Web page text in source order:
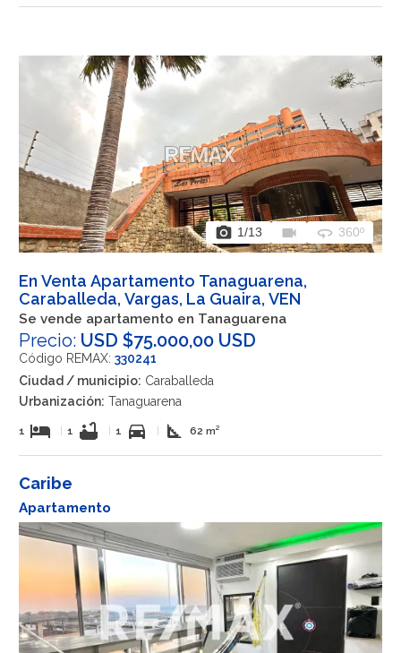
photo_camera 1/13 videocam 360 360º
En Venta Apartamento Tanaguarena,
Caraballeda, Vargas, La Guaira, VEN
Se vende apartamento en Tanaguarena
Precio: USD $75.000,00 USD
Código REMAX: 330241
Ciudad / municipio: Caraballeda
Urbanización: Tanaguarena
1 hotel 1 bathtub 1 directions_car square_foot 62 m²
Caribe
Apartamento